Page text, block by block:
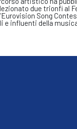
due trionfi al
Song
e influenti della